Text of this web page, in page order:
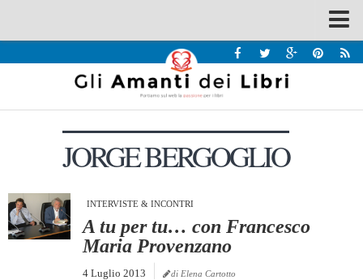
Recensioni
Interviste & Incontri
Chi siamo
Contatti
JORGE BERGOGLIO
INTERVISTE & INCONTRI
A tu per tu… con Francesco
Maria Provenzano
4 Luglio 2013 di Elena Cartotto